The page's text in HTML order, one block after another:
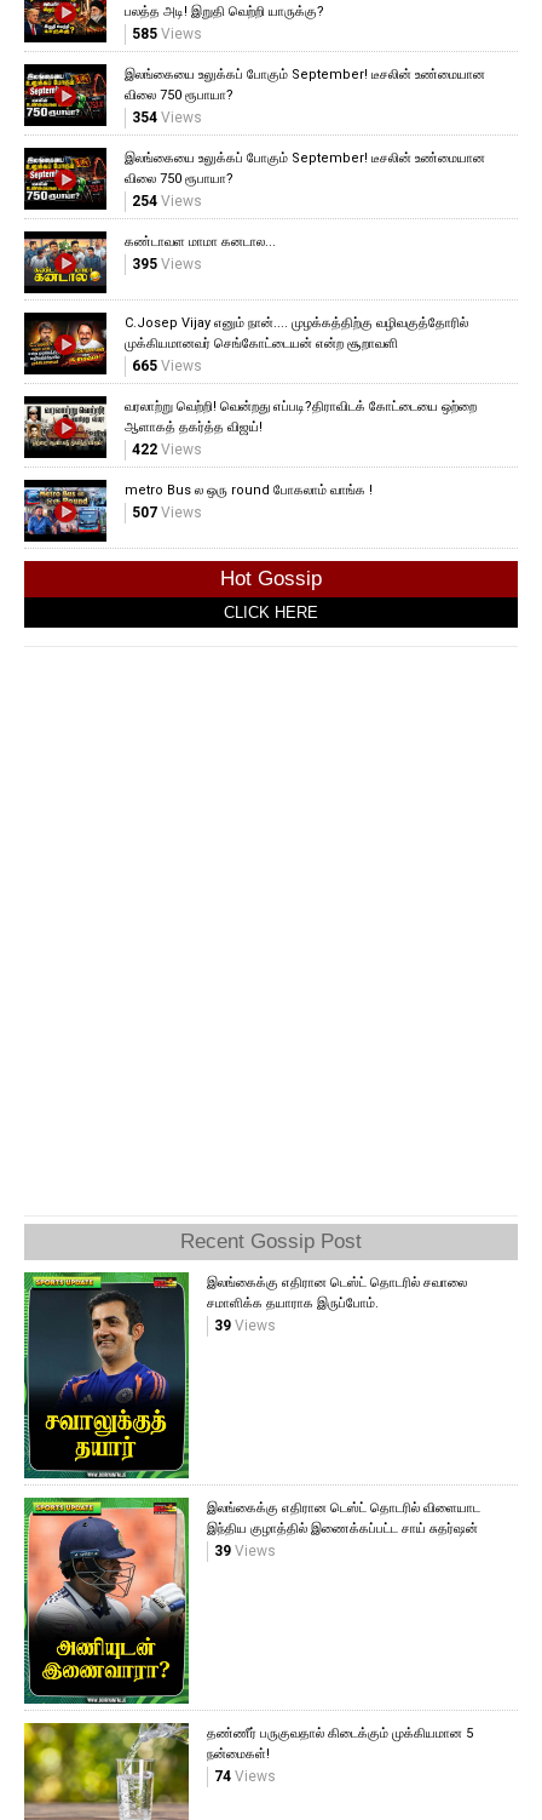
பலத்த அடி! இறுதி வெற்றி யாருக்கு?
585Views
இலங்கையை உலுக்கப் போகும் September! டீசலின் உண்மையான
விலை 750 ரூபாயா?
354Views
இலங்கையை உலுக்கப் போகும் September! டீசலின் உண்மையான
விலை 750 ரூபாயா?
254Views
கண்டாவள மாமா கனடால...
395Views
C.Josep Vijay எனும் நான்.... முழக்கத்திற்கு வழிவகுத்தோரில்
முக்கியமானவர் செங்கோட்டையன் என்ற சூறாவளி
665Views
வரலாற்று வெற்றி! வென்றது எப்படி?திராவிடக் கோட்டையை ஒற்றை
ஆளாகத் தகர்த்த விஜய்!
422Views
metro Bus ல ஒரு round போகலாம் வாங்க !
507Views
Hot Gossip
CLICK HERE
Recent Gossip Post
இலங்கைக்கு எதிரான டெஸ்ட் தொடரில் சவாலை
சமாளிக்க தயாராக இருப்போம்.
39Views
இலங்கைக்கு எதிரான டெஸ்ட் தொடரில் விளையாட
இந்திய குழாத்தில் இணைக்கப்பட்ட சாய் சுதர்ஷன்
39Views
தண்ணீர் பருகுவதால் கிடைக்கும் முக்கியமான 5
நன்மைகள்!
74Views